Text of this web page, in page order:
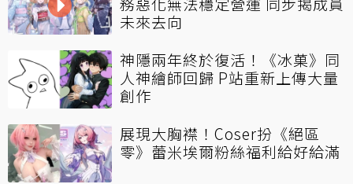
未來去向
神隱兩年終於復活！《冰菓》同
人神繪師回歸 P站重新上傳大量
創作
展現大胸襟！Coser扮《絕區
零》蕾米埃爾粉絲福利給好給滿